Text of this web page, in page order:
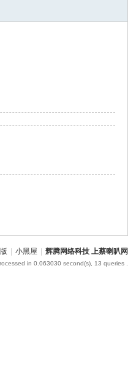
小黑屋 辉腾网络科技 上蔡喇叭网
in 0.063030 second(s), 13 queries .